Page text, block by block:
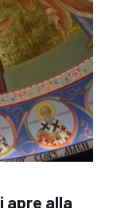
apre alla